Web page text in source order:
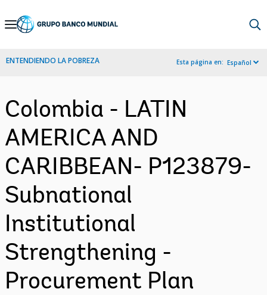
Skip
Navigation
ENTENDIENDO LA POBREZA Esta página en: Español
Colombia - LATIN
AMERICA AND
CARIBBEAN- P123879-
Subnational
Institutional
Strengthening -
Procurement Plan